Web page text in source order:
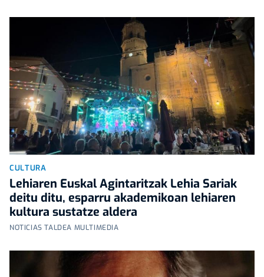
CULTURA
Lehiaren Euskal Agintaritzak Lehia Sariak
deitu ditu, esparru akademikoan lehiaren
kultura sustatze aldera
NOTICIAS TALDEA MULTIMEDIA